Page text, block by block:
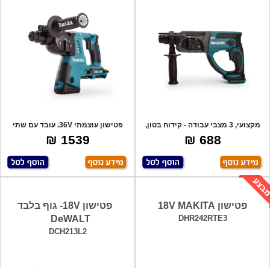
מקצועי, 3 מצבי עבודה - קידוח בטון,
ביטול
688 ₪
פטישון עוצמתי 36V. עובד עם שתי
סוללות לי
1539 ₪
פטישון 18V MAKITA
DHR242RTE3
פטישון 18V- גוף בלבד
DeWALT
DCH213L2